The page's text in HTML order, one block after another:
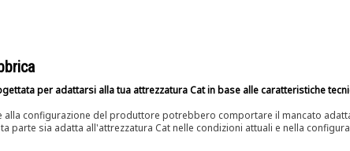
per adattarsi alla tua attrezzatura Cat in base alle caratteristiche
alla configurazione del produttore potrebbero comportare il mancato
parte sia adatta all'attrezzatura Cat nelle condizioni attuali e nella